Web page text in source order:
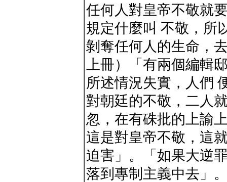
任何人對皇帝不敬就
規定什麼叫 不敬，所
剝奪任何人的生命，
上冊）「有兩個編輯
所述情況失實，人們
對朝廷的不敬，二人
忽，在有硃批的上諭
這是對皇帝不敬，這
迫害」。「如果大逆
落到專制主義中去」